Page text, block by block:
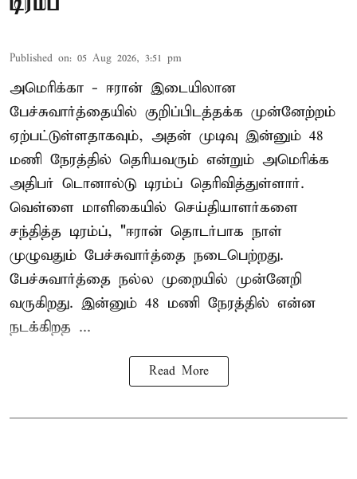
Published on: 05 Aug 2026, 3:51 pm
அமெரிக்கா - ஈரான் இடையிலான
பேச்சுவார்த்தையில் குறிப்பிடத்தக்க முன்னேற்றம்
ஏற்பட்டுள்ளதாகவும், அதன் முடிவு இன்னும் 48
மணி நேரத்தில் தெரியவரும் என்றும் அமெரிக்க
அதிபர் டொனால்டு டிரம்ப் தெரிவித்துள்ளார்.
வெள்ளை மாளிகையில் செய்தியாளர்களை
சந்தித்த டிரம்ப், "ஈரான் தொடர்பாக நாள்
முழுவதும் பேச்சுவார்த்தை நடைபெற்றது.
பேச்சுவார்த்தை நல்ல முறையில் முன்னேறி
வருகிறது. இன்னும் 48 மணி நேரத்தில் என்ன
நடக்கிறத ...
Read More